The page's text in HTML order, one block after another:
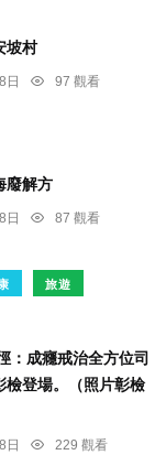
坡村
日
97 觀看
廢解方
日
87 觀看
旅遊
：成癮戒治全方位司
檢登場。（照片彰檢
日
229 觀看